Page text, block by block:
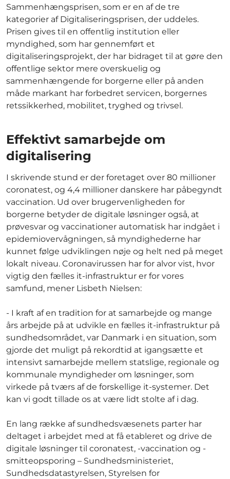
Sammenhængsprisen, som er en af de tre
kategorier af Digitaliseringsprisen, der uddeles.
Prisen gives til en offentlig institution eller
myndighed, som har gennemført et
digitaliseringsprojekt, der har bidraget til at gøre den
offentlige sektor mere overskuelig og
sammenhængende for borgerne eller på anden
måde markant har forbedret servicen, borgernes
retssikkerhed, mobilitet, tryghed og trivsel.
Effektivt samarbejde om
digitalisering
I skrivende stund er der foretaget over 80 millioner
coronatest, og 4,4 millioner danskere har påbegyndt
vaccination. Ud over brugervenligheden for
borgerne betyder de digitale løsninger også, at
prøvesvar og vaccinationer automatisk har indgået i
epidemiovervågningen, så myndighederne har
kunnet følge udviklingen nøje og helt ned på meget
lokalt niveau. Coronavirussen har for alvor vist, hvor
vigtig den fælles it-infrastruktur er for vores
samfund, mener Lisbeth Nielsen:
- I kraft af en tradition for at samarbejde og mange
års arbejde på at udvikle en fælles it-infrastruktur på
sundhedsområdet, var Danmark i en situation, som
gjorde det muligt på rekordtid at igangsætte et
intensivt samarbejde mellem statslige, regionale og
kommunale myndigheder om løsninger, som
virkede på tværs af de forskellige it-systemer. Det
kan vi godt tillade os at være lidt stolte af i dag.
En lang række af sundhedsvæsenets parter har
deltaget i arbejdet med at få etableret og drive de
digitale løsninger til coronatest, -vaccination og -
smitteopsporing – Sundhedsministeriet,
Sundhedsdatastyrelsen, Styrelsen for